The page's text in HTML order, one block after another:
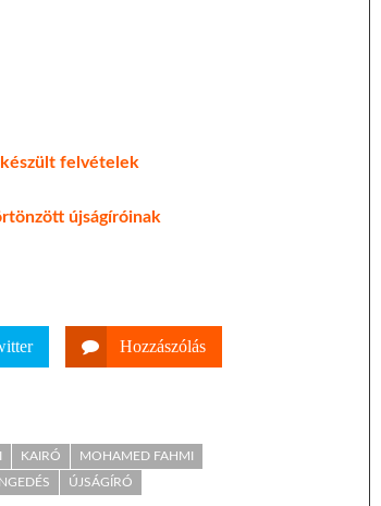
felvételek
újságíróinak
Hozzászólás
KAIRÓ
MOHAMED FAHMI
ÚJSÁGÍRÓ